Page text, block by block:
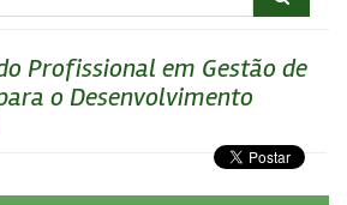
Profissional em Gestão de
o Desenvolvimento